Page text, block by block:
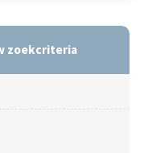
zoekcriteria